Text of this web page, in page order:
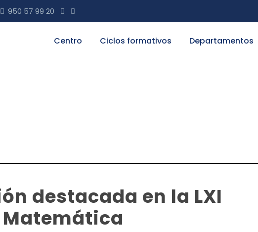
950 57 99 20
Centro Ciclos formativos Departamentos
destacada en la LXI